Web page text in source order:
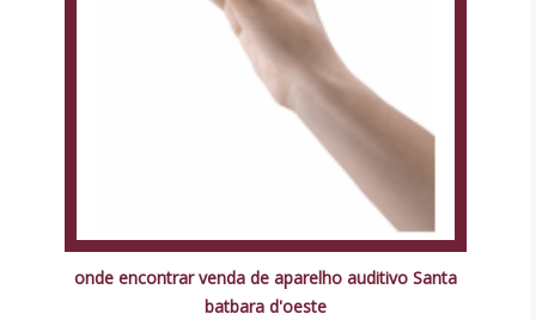
onde encontrar venda de aparelho auditivo Santa
batbara d'oeste